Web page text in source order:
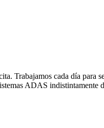
Trabajamos cada día para
ADAS indistintamente